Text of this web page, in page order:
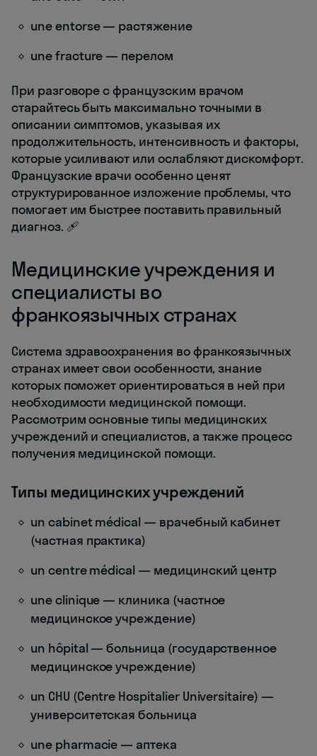
une entorse — растяжение
une fracture — перелом
При разговоре с французским врачом
старайтесь быть максимально точными в
описании симптомов, указывая их
продолжительность, интенсивность и факторы,
которые усиливают или ослабляют дискомфорт.
Французские врачи особенно ценят
структурированное изложение проблемы, что
помогает им быстрее поставить правильный
диагноз. 🩹
Медицинские учреждения и
специалисты во
франкоязычных странах
Система здравоохранения во франкоязычных
странах имеет свои особенности, знание
которых поможет ориентироваться в ней при
необходимости медицинской помощи.
Рассмотрим основные типы медицинских
учреждений и специалистов, а также процесс
получения медицинской помощи.
Типы медицинских учреждений
un cabinet médical — врачебный кабинет
(частная практика)
un centre médical — медицинский центр
une clinique — клиника (частное
медицинское учреждение)
un hôpital — больница (государственное
медицинское учреждение)
un CHU (Centre Hospitalier Universitaire) —
университетская больница
une pharmacie — аптека